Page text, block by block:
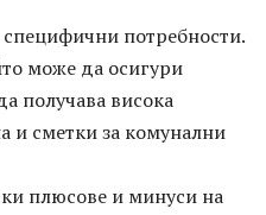
специфични потребности.
може да осигури
получава висока
и сметки за комунални
плюсове и минуси на